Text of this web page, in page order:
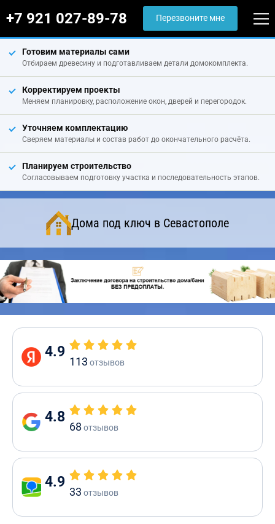
+7 921 027-89-78 Перезвоните мне
Готовим материалы сами
Отбираем древесину и подготавливаем детали домокомплекта.
Корректируем проекты
Меняем планировку, расположение окон, дверей и перегородок.
Уточняем комплектацию
Сверяем материалы и состав работ до окончательного расчёта.
Планируем строительство
Согласовываем подготовку участка и последовательность этапов.
Дома под ключ в Севастополе
4.9
113 отзывов
4.8
68 отзывов
4.9
33 отзывов